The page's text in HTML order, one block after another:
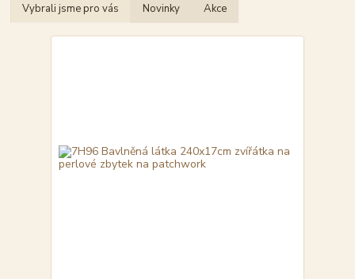
Vybrali jsme pro vás Novinky Akce